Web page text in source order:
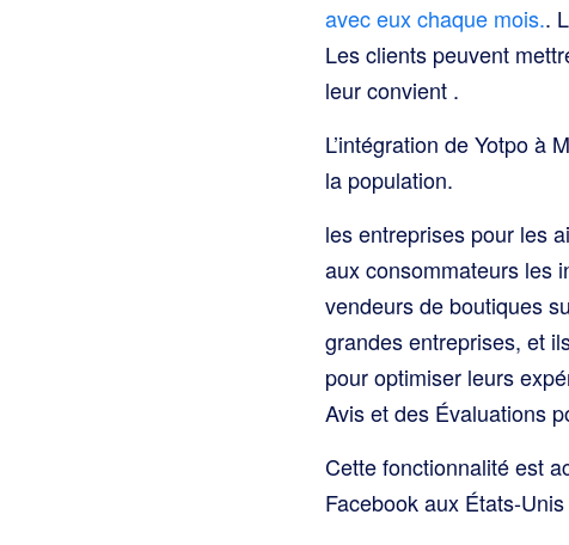
avec eux chaque mois..
Les clients peuvent
leur convient .
L’intégration de Yotpo à
la population.
les entreprises pour les
aux consommateurs les
vendeurs de boutiques
grandes entreprises, et
pour optimiser leurs
Avis et des Évaluations
Cette fonctionnalité est
Facebook aux États-